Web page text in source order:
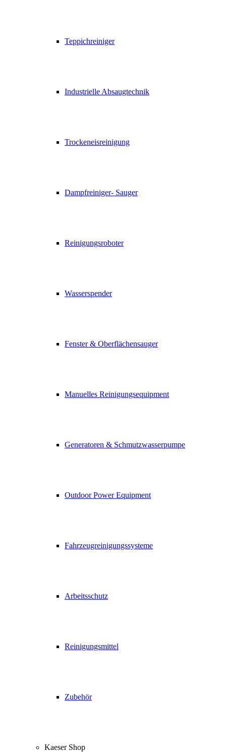
Teppichreiniger
Industrielle Absaugtechnik
Trockeneisreinigung
Dampfreiniger- Sauger
Reinigungsroboter
Wasserspender
Fenster & Oberflächensauger
Manuelles Reinigungsequipment
Generatoren & Schmutzwasserpumpe
Outdoor Power Equipment
Fahrzeugreinigungssysteme
Arbeitsschutz
Reinigungsmittel
Zubehör
Kaeser Shop